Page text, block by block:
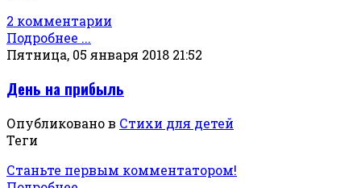
2 комментарии
Подробнее ...
Пятница, 05 января 2018 21:52
День на прибыль
Опубликовано в Стихи для детей
Теги
Станьте первым комментатором!